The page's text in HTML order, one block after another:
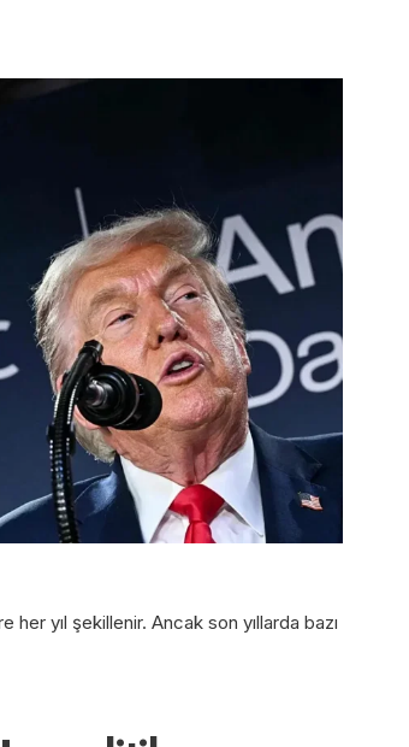
yıl şekillenir. Ancak son yıllarda bazı